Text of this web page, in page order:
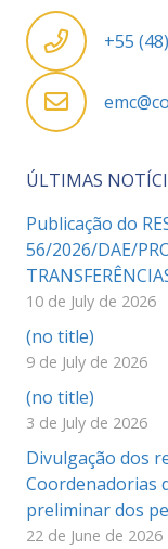
+55
ÚLTIMAS
Publicação do
56/2026/DAE/
10 de July de 2026
(no title)
9 de July de 2026
(no title)
3 de July de 2026
Divulgação dos
Coordenadorias
preliminar dos
22 de June de 2026